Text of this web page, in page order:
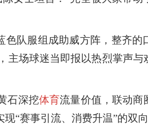
队服组成助威方阵，整齐的
场球迷当即报以热烈掌声与
石深挖体育流量价值，联动商
“赛事引流、消费升温”的双向